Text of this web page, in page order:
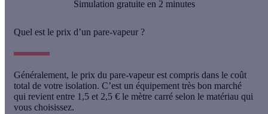
Simulation gratuite en 2 minutes
Quel est le prix d’un pare-vapeur ?
Généralement, le prix du pare-vapeur est compris dans le coût
total de votre isolation. C’est un équipement très bon marché
qui revient entre 1,5 et 2,5 € le mètre carré selon le matériau qui
vous choisissez.